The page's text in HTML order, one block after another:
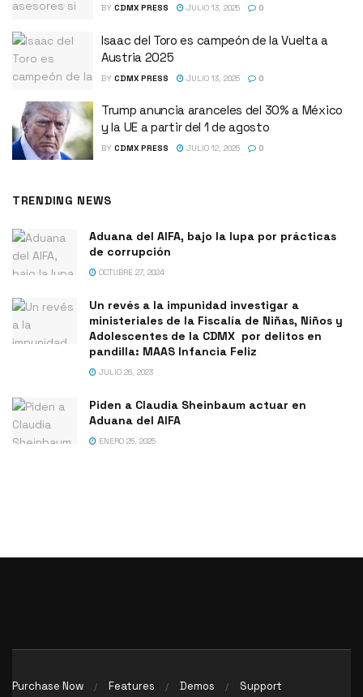
BY CDMX PRESS JULIO 13, 2025 0
Isaac del Toro es campeón de la Vuelta a
Austria 2025
BY CDMX PRESS JULIO 13, 2025 0
Trump anuncia aranceles del 30% a México
y la UE a partir del 1 de agosto
BY CDMX PRESS JULIO 12, 2025 0
TRENDING NEWS
Aduana del AIFA, bajo la lupa por prácticas
de corrupción
OCTUBRE 27, 2024
Un revés a la impunidad investigar a
ministeriales de la Fiscalía de Niñas, Niños y
Adolescentes de la CDMX por delitos en
pandilla: MAAS Infancia Feliz
JULIO 26, 2023
Piden a Claudia Sheinbaum actuar en
Aduana del AIFA
ENERO 25, 2025
Purchase Now Features Demos Support